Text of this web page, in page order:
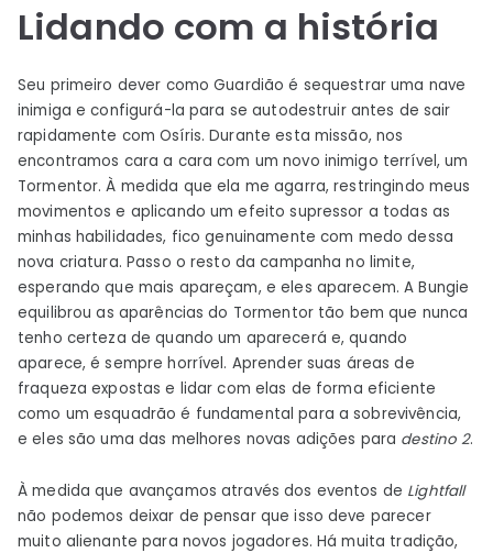
Lidando com a história
Seu primeiro dever como Guardião é sequestrar uma nave
inimiga e configurá-la para se autodestruir antes de sair
rapidamente com Osíris. Durante esta missão, nos
encontramos cara a cara com um novo inimigo terrível, um
Tormentor. À medida que ela me agarra, restringindo meus
movimentos e aplicando um efeito supressor a todas as
minhas habilidades, fico genuinamente com medo dessa
nova criatura. Passo o resto da campanha no limite,
esperando que mais apareçam, e eles aparecem. A Bungie
equilibrou as aparências do Tormentor tão bem que nunca
tenho certeza de quando um aparecerá e, quando
aparece, é sempre horrível. Aprender suas áreas de
fraqueza expostas e lidar com elas de forma eficiente
como um esquadrão é fundamental para a sobrevivência,
e eles são uma das melhores novas adições para destino 2.
À medida que avançamos através dos eventos de Lightfall
não podemos deixar de pensar que isso deve parecer
muito alienante para novos jogadores. Há muita tradição,